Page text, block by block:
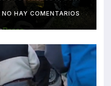
siniestrado
NO HAY COMENTARIOS